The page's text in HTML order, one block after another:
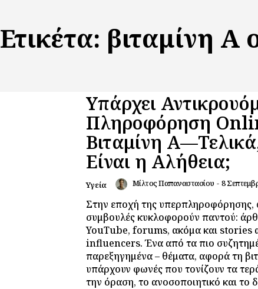
Ετικέτα: βιταμίνη Α
Υπάρχει
Πληροφόρηση
Βιταμίνη
Είναι η Αλήθεια;
Υγεία Μίλτος Παπαναστασίου - 8
Στην εποχή της υπερπληροφόρησης,
συμβουλές κυκλοφορούν παντού:
YouTube, forums, ακόμα και stories
influencers. Ένα από τα πιο
παρεξηγημένα – θέματα, αφορά τη
υπάρχουν φωνές που τονίζουν τα
την όραση, το ανοσοποιητικό και το